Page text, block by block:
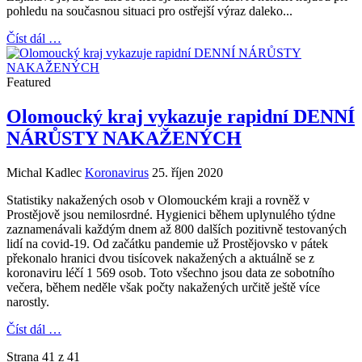
pohledu na současnou situaci pro ostřejší výraz daleko...
Číst dál …
Featured
Olomoucký kraj vykazuje rapidní DENNÍ
NÁRŮSTY NAKAŽENÝCH
Michal Kadlec Koronavirus 25. říjen 2020
Statistiky nakažených osob v Olomouckém kraji a rovněž v
Prostějově jsou nemilosrdné. Hygienici během uplynulého týdne
zaznamenávali každým dnem až 800 dalších pozitivně testovaných
lidí na covid-19. Od začátku pandemie už Prostějovsko v pátek
překonalo hranici dvou tisícovek nakažených a aktuálně se z
koronaviru léčí 1 569 osob. Toto všechno jsou data ze sobotního
večera, během neděle však počty nakažených určitě ještě více
narostly.
Číst dál …
Strana 41 z 41